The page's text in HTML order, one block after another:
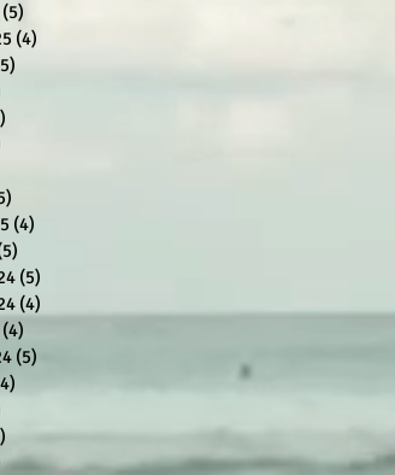
(5)
(4)
(4)
(5)
(4)
(4)
(5)
5 posts
4 posts